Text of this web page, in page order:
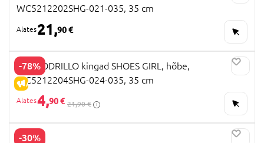
WC5212202SHG-021-035, 35 cm
21,90 €
-78%
ALLAHINDLUS
COCCODRILLO kingad SHOES GIRL, hõbe,
WC5212204SHG-024-035, 35 cm
4,90 € 21,90 €
-30%